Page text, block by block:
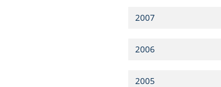
2007
2006
2005